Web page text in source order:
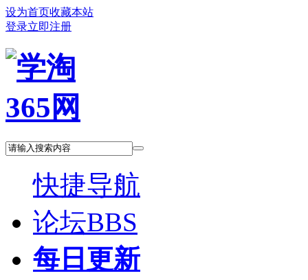
设为首页收藏本站
登录立即注册
快捷导航
论坛BBS
每日更新